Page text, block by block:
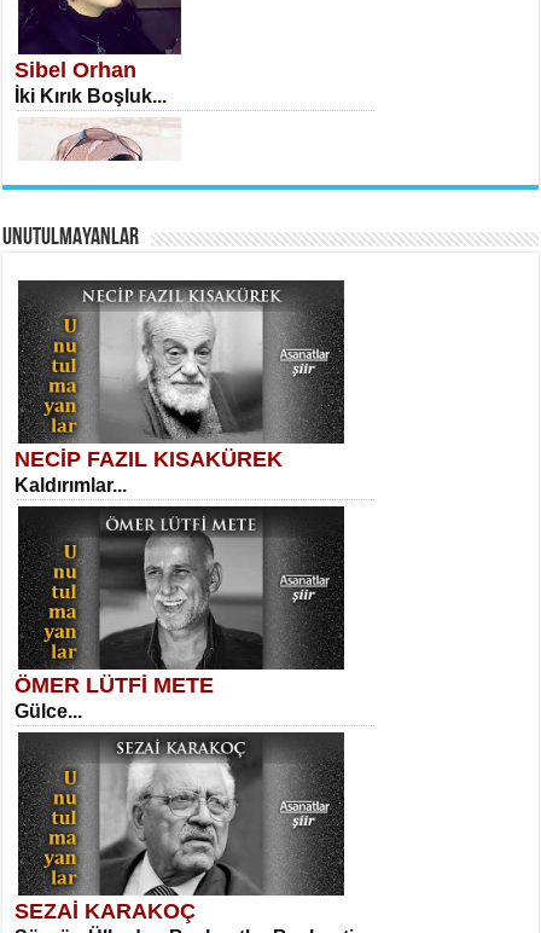
İSA KARATEPE
Ekranlar Arasında Kaybolan İnsan...
AHMET URFALI
Tahlil Denemesi...
SELAHATTİN YILDIZ
İnsanın Zindanı...
MEHMET TAŞTAN
Vagon’da Bir Şairle...
Sibel Orhan
İki Kırık Boşluk...
Meral Yağmur
Eski Bir Şiir...
Kadir Ünal
Ayağıma Dolanan Yokuş...
Mehmet Çoban
Elmira...
UNUTULMAYANLAR
NECİP FAZIL KISAKÜREK
Kaldırımlar...
ÖMER LÜTFİ METE
Gülce...
SEZAİ KARAKOÇ